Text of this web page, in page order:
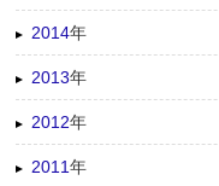
2014年
2013年
2012年
2011年